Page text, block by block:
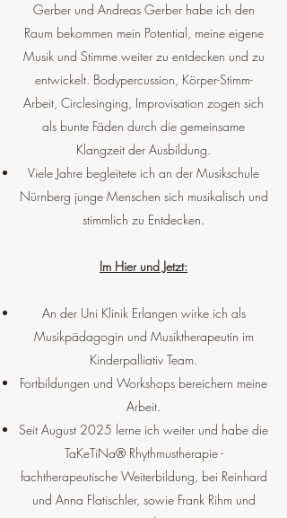
Gerber und Andreas Gerber habe ich den
Raum bekommen mein Potential, meine eigene
Musik und Stimme weiter zu entdecken und zu
entwickelt. Bodypercussion, Körper-Stimm-
Arbeit, Circlesinging, Improvisation zogen sich
als bunte Fäden durch die gemeinsame
Klangzeit der Ausbildung.
Viele Jahre begleitete ich an der Musikschule
Nürnberg junge Menschen sich musikalisch und
stimmlich zu Entdecken.
Im Hier und Jetzt:
An der Uni Klinik Erlangen wirke ich als
Musikpädagogin und Musiktherapeutin im
Kinderpalliativ Team.
Fortbildungen und Workshops bereichern meine
Arbeit.
Seit August 2025 lerne ich weiter und habe die
TaKeTiNa® Rhythmustherapie -
fachtherapeutische Weiterbildung, bei Reinhard
und Anna Flatischler, sowie Frank Rihm und